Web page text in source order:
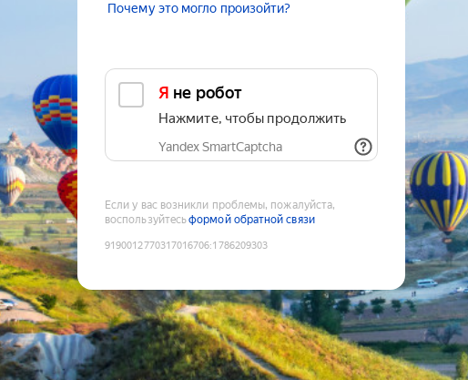
Почему это могло произойти?
Я не робот
Нажмите, чтобы продолжить
Yandex SmartCaptcha
Если у вас возникли проблемы, пожалуйста,
воспользуйтесьформой обратной связи
9190012770317016706:1786209303